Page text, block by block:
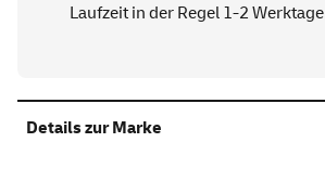
Laufzeit in der Regel 1-2 Werktage
Details zur Marke